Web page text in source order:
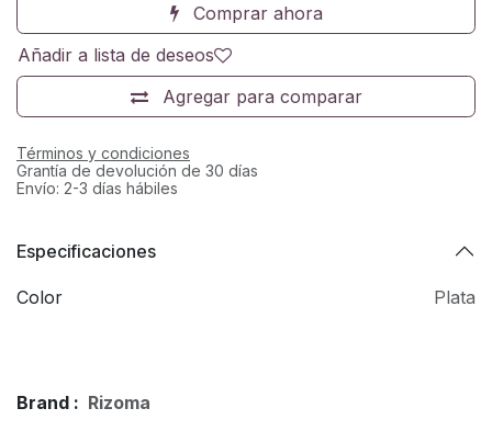
Comprar ahora
Agregar para comparar
Añadir a lista de deseos
Términos y condiciones
Grantía de devolución de 30 días
Envío: 2-3 días hábiles
Especificaciones
Color Plata
Brand : Rizoma